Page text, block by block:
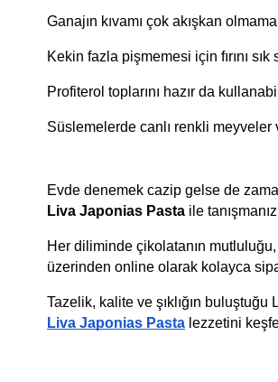
Ganajın kıvamı çok akışkan
Kekin fazla pişmemesi için fırını
Profiterol toplarını hazır da
Süslemelerde canlı renkli meyveler
Liva Japonias Pasta ile
Her diliminde çikolatanın
üzerinden online olarak kolayca
Tazelik, kalite ve şıklığın buluştuğu
Liva Japonias Pasta lezzetini